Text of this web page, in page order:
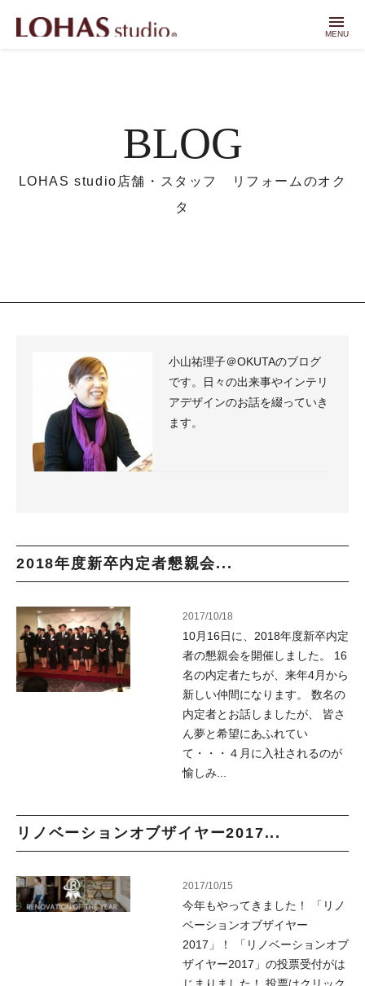
menu
MENU
BLOG
LOHAS studio店舗・スタッフ リフォームのオク
タ
小山祐理子＠OKUTAのブログ
です。日々の出来事やインテリ
アデザインのお話を綴っていき
ます。
2018年度新卒内定者懇親会...
2017/10/18
10月16日に、2018年度新卒内定
者の懇親会を開催しました。 16
名の内定者たちが、来年4月から
新しい仲間になります。 数名の
内定者とお話しましたが、 皆さ
ん夢と希望にあふれてい
て・・・４月に入社されるのが
愉しみ...
リノベーションオブザイヤー2017...
2017/10/15
今年もやってきました！ 「リノ
ベーションオブザイヤー
2017」！ 「リノベーションオブ
ザイヤー2017」の投票受付がは